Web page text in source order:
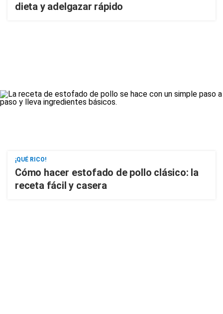
dieta y adelgazar rápido
¡QUÉ RICO!
Cómo hacer estofado de pollo clásico: la
receta fácil y casera